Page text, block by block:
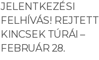
JELENTKEZÉSI
FELHÍVÁS! REJTETT
KINCSEK TÚRÁI –
FEBRUÁR 28.